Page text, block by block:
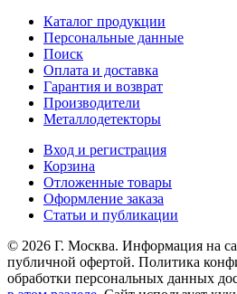
Каталог продукции
Персональные данные
Поиск
Оплата и доставка
Гарантия и возврат
Производители
Металлодетекторы
Вход и регистрация
Корзина
Отложенные товары
Оформление заказа
Статьи и публикации
© 2026 Г. Москва. Информация на
публичной офертой. Политика
обработки персональных данных